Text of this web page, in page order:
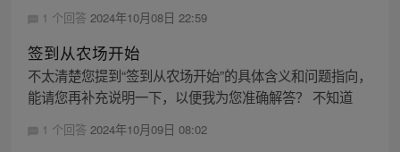
1 个回答 2024年10月08日 22:59
签到从农场开始
不太清楚您提到“签到从农场开始”的具体含义和问题指向，
能请您再补充说明一下，以便我为您准确解答？ 不知道
1 个回答 2024年10月09日 08:02